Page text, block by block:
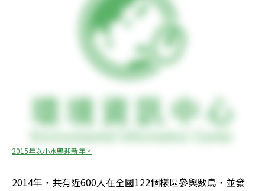
2015年以小水鴨迎新年。
2014年，共有近600人在全國122個樣區參與數鳥，並發